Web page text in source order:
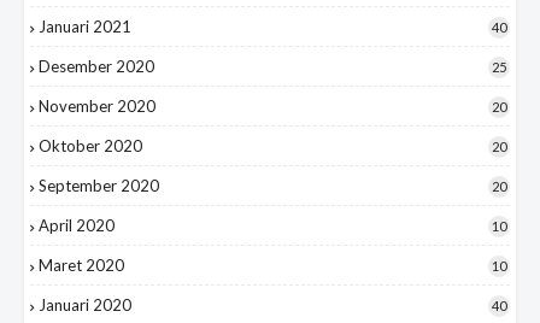
Januari 2021 40
Desember 2020 25
November 2020 20
Oktober 2020 20
September 2020 20
April 2020 10
Maret 2020 10
Januari 2020 40